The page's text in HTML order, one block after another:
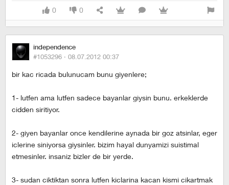
0 0
independence
#1053296 · 08.07.2012 00:37
bir kac ricada bulunucam bunu giyenlere;
1- lutfen ama lutfen sadece bayanlar giysin bunu. erkeklerde
cidden siritiyor.
2- giyen bayanlar once kendilerine aynada bir goz atsinlar, eger
iclerine siniyorsa giysinler. bizim hayal dunyamizi suistimal
etmesinler. insaniz bizler de bir yerde.
3- sudan ciktiktan sonra lutfen kiclarina kacan kismi cikartmak